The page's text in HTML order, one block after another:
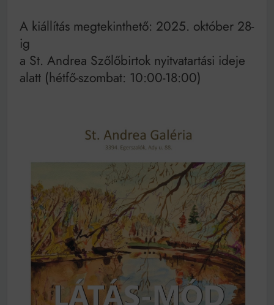
A kiállítás megtekinthető: 2025. október 28-
ig
a St. Andrea Szőlőbirtok nyitvatartási ideje
alatt (hétfő-szombat: 10:00-18:00)